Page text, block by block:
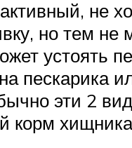
не
но тем не
устоять
пескарика
эти 2
корм